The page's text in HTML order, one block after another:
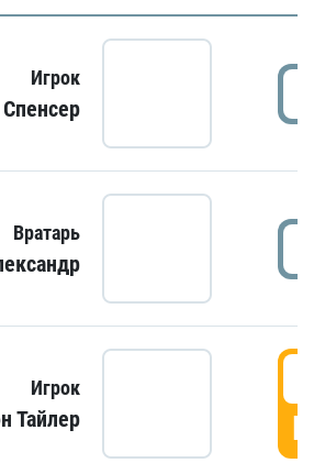
Игрок
Вратарь
Игрок
Тайлер